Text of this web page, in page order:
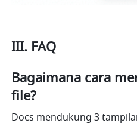
III. FAQ
Bagaimana cara
file?
Docs mendukung 3